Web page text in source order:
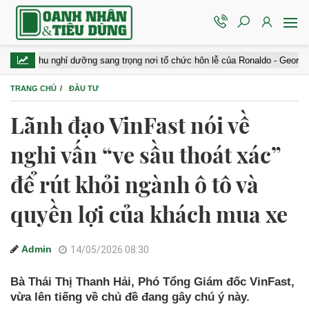
dưỡng sang trọng nơi tổ chức hôn lễ của Ronaldo - Georgina: Giá
TRANG CHỦ ĐẦU TƯ
Lãnh đạo VinFast nói về
nghi vấn “ve sầu thoát xác”
để rút khỏi ngành ô tô và
quyền lợi của khách mua xe
Admin 14/05/2026 08:30
Bà Thái Thị Thanh Hải, Phó Tổng Giám đốc VinFast,
vừa lên tiếng về chủ đề đang gây chú ý này.